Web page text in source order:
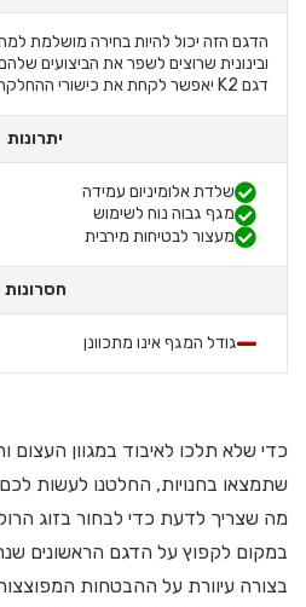
הדגם הזה יכול להיות בחירה מושלמת
ובינונית שרוצים לשפר את הביצועים
דגם K2 יאפשר לקחת את כישורי ההחלקה שלכם צעד אחד קדימה.
יתרונות
שלדת אלומיניום עמידה
מגף גבוה נוח לשימוש
מעצור לבטיחות מירבית
חסרונות
גודל המגף אינו מתכוונן
כדי שלא תלכו לאיבוד במגוון העצום
שתמצאו בחנויות, החלטנו לעשות
מה שצריך לדעת כדי לבחור בזוג
במקום לקפוץ על הדגם הראשונים
בצורה עיוורת על ההבטחות